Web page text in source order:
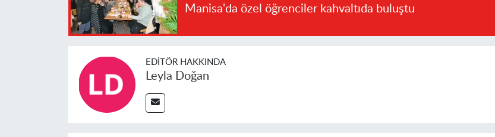
Manisa'da özel öğrenciler kahvaltıda buluştu
EDITÖR HAKKINDA
Leyla Doğan